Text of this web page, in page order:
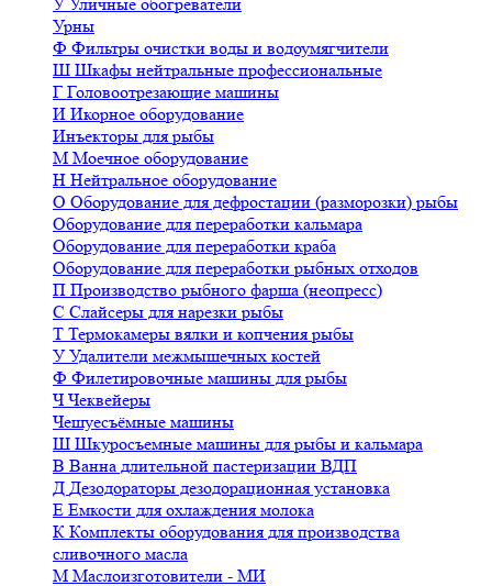
Урны
Ф Фильтры очистки воды и водоумягчители
Ш Шкафы нейтральные профессиональные
Г Головоотрезающие машины
И Икорное оборудование
Инъекторы для рыбы
М Моечное оборудование
Н Нейтральное оборудование
О Оборудование для дефростации (разморозки) рыбы
Оборудование для переработки кальмара
Оборудование для переработки краба
Оборудование для переработки рыбных отходов
П Производство рыбного фарша (неопресс)
С Слайсеры для нарезки рыбы
Т Термокамеры вялки и копчения рыбы
У Удалители межмышечных костей
Ф Филетировочные машины для рыбы
ЧЧеквейеры
Чешуесъёмные машины
Ш Шкуросъемные машины для рыбы и кальмара
В Ванна длительной пастеризации ВДП
Д Дезодораторы дезодорационная установка
Е Емкости для охлаждения молока
К Комплекты оборудования для производства
сливочного масла
М Маслоизготовители - МИ